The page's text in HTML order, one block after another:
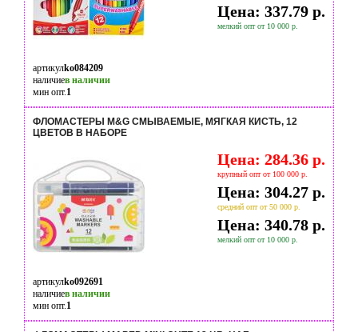
Цена: 337.79 р.
мелкий опт от 10 000 р.
артикулko084209
наличиев наличии
мин опт.1
ФЛОМАСТЕРЫ M&G СМЫВАЕМЫЕ, МЯГКАЯ КИСТЬ, 12
ЦВЕТОВ В НАБОРЕ
Цена: 284.36 р.
крупный опт от 100 000 р.
Цена: 304.27 р.
средний опт от 50 000 р.
Цена: 340.78 р.
мелкий опт от 10 000 р.
артикулko092691
наличиев наличии
мин опт.1